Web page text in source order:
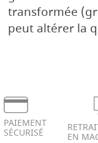
transformée
peut altérer la
PAIEMENT
SÉCURISÉ EN